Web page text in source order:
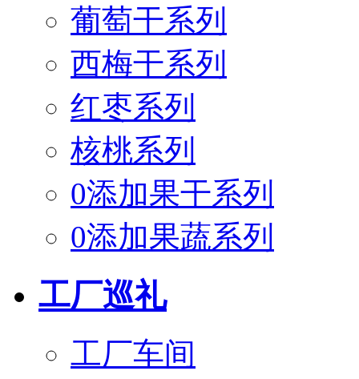
葡萄干系列
西梅干系列
红枣系列
核桃系列
0添加果干系列
0添加果蔬系列
工厂巡礼
工厂车间